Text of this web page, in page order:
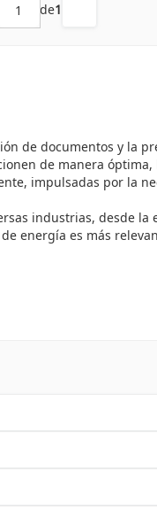
de1
de documentos y la
de manera
impulsadas por la
industrias, desde
energía es más